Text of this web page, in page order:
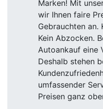
Marken! Mit
wir Ihnen faire
Gebrauchten an.
Kein Abzocken.
Autoankauf eine
Deshalb stehen
umfassender
Preisen ganz